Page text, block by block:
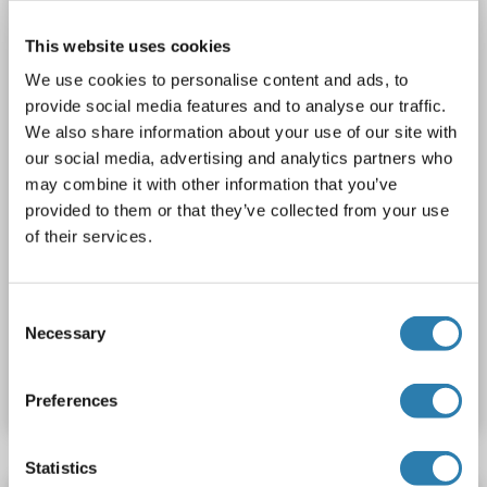
This website uses cookies
We use cookies to personalise content and ads, to
provide social media features and to analyse our traffic.
We also share information about your use of our site with
our social media, advertising and analytics partners who
may combine it with other information that you’ve
provided to them or that they’ve collected from your use
of their services.
Selection
Necessary
Preferences
Statistics
2 images
N° du produit ABIN360805